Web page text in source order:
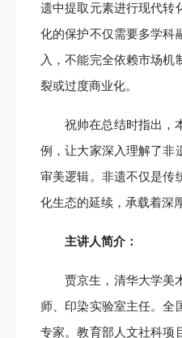
遗中提取元素进行现代转
化的保护不仅需要多学科
入，不能完全依赖市场机
裂或过度商业化。
祝帅在总结时指出，
例，让大家深入理解了非
审美逻辑。非遗不仅是传
化生态的延续，承载着深
主讲人简介：
贾京生，清华大学美
师、印染实验室主任。全
专家。教育部人文社科项